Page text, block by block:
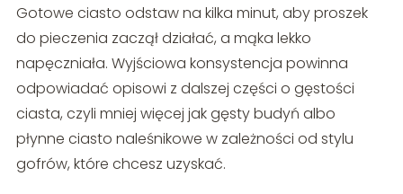
Gotowe ciasto odstaw na kilka minut, aby proszek
do pieczenia zaczął działać, a mąka lekko
napęczniała. Wyjściowa konsystencja powinna
odpowiadać opisowi z dalszej części o gęstości
ciasta, czyli mniej więcej jak gęsty budyń albo
płynne ciasto naleśnikowe w zależności od stylu
gofrów, które chcesz uzyskać.